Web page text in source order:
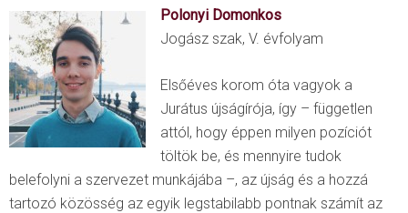
Polonyi Domonkos
Jogász szak, V. évfolyam
Elsőéves korom óta vagyok a
Jurátus újságírója, így – független
attól, hogy éppen milyen pozíciót
töltök be, és mennyire tudok
belefolyni a szervezet munkájába –, az újság és a hozzá
tartozó közösség az egyik legstabilabb pontnak számít az